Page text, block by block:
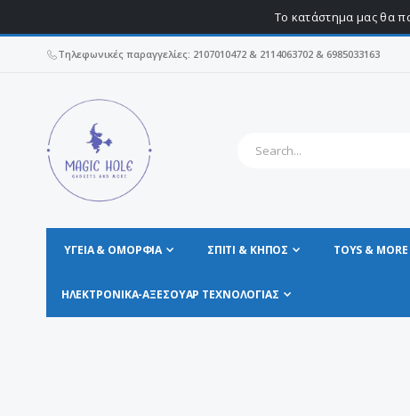
Το κατάστημα μας θα
Τηλεφωνικές παραγγελίες: 2107010472 & 2114063702 & 6985033163
ΥΓΕΊΑ & ΟΜΟΡΦΙΆ ΣΠΊΤΙ & ΚΗΠΟΣ TOYS & MORE
ΗΛΕΚΤΡΟΝΙΚΆ-ΑΞΕΣΟΥΆΡ ΤΕΧΝΟΛΟΓΊΑΣ